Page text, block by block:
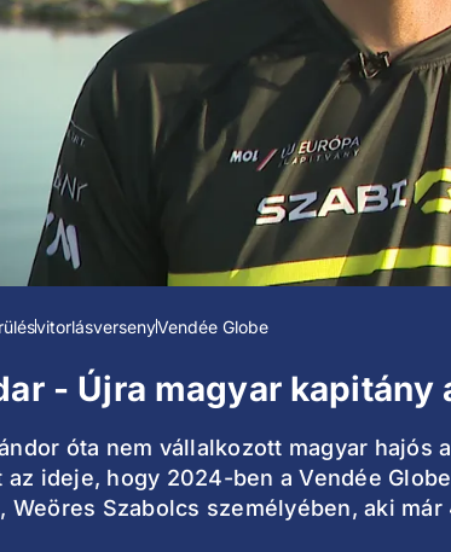
vitorlásversenyVendée Globe
- Újra magyar
óta nem vállalkozott magyar hajós
az ideje, hogy 2024-ben a Vendée
Weöres Szabolcs személyében, aki